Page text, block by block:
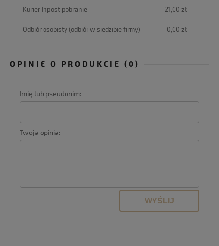
Kurier Inpost pobranie 21,00 zł
Odbiór osobisty(odbiór w siedzibie firmy) 0,00 zł
OPINIE O PRODUKCIE (0)
Imię lub pseudonim:
Twoja opinia:
WYŚLIJ